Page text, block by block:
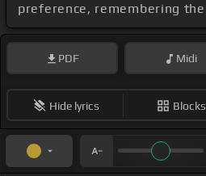
preference, remembering the
PDF Midi
Hide lyrics Blocks